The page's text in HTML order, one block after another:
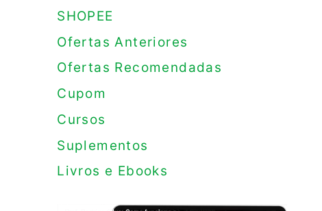
SHOPEE
Ofertas Anteriores
Ofertas Recomendadas
Cupom
Cursos
Suplementos
Livros e Ebooks